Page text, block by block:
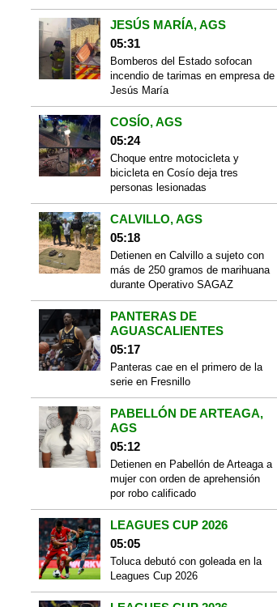
JESÚS MARÍA, AGS
05:31
Bomberos del Estado sofocan
incendio de tarimas en empresa de
Jesús María
COSÍO, AGS
05:24
Choque entre motocicleta y
bicicleta en Cosío deja tres
personas lesionadas
CALVILLO, AGS
05:18
Detienen en Calvillo a sujeto con
más de 250 gramos de marihuana
durante Operativo SAGAZ
PANTERAS DE
AGUASCALIENTES
05:17
Panteras cae en el primero de la
serie en Fresnillo
PABELLÓN DE ARTEAGA,
AGS
05:12
Detienen en Pabellón de Arteaga a
mujer con orden de aprehensión
por robo calificado
LEAGUES CUP 2026
05:05
Toluca debutó con goleada en la
Leagues Cup 2026